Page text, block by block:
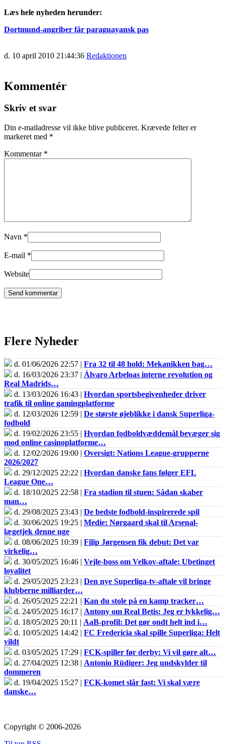
Læs hele nyheden herunder:
Dortmund-angriber får paraguayansk pas
d. 10 april 2010 21:44:36 Redaktionen
Kommentér
Skriv et svar
Din e-mailadresse vil ikke blive publiceret. Krævede felter er
markeret med *
Kommentar *
Navn *
E-mail *
Website
Flere Nyheder
d. 01/06/2026 22:57 | Fra 32 til 48 hold: Mekanikken bag…
d. 16/03/2026 23:37 | Álvaro Arbeloas interne revolution og
Real Madrids…
d. 13/03/2026 16:43 | Hvordan sportsbegivenheder driver
trafik til online gamingplatforme
d. 12/03/2026 12:59 | De største øjeblikke i dansk Superliga-
fodbold
d. 19/02/2026 23:55 | Hvordan fodboldvæddemål bevæger sig
mod online casinoplatforme…
d. 12/02/2026 19:00 | Oversigt: Nations League-grupperne
2026/2027
d. 29/12/2025 22:22 | Hvordan danske fans følger EFL
League One…
d. 18/10/2025 22:58 | Fra stadion til stuen: Sådan skaber
man…
d. 29/08/2025 23:43 | De bedste fodbold-inspirerede spil
d. 30/06/2025 19:25 | Medie: Nørgaard skal til Arsenal-
lægetjek denne uge
d. 08/06/2025 10:39 | Filip Jørgensen fik debut: Det var
virkelig…
d. 30/05/2025 16:46 | Vejle-boss om Velkov-aftale: Ubetinget
loyalitet
d. 29/05/2025 23:23 | Den nye Superliga-tv-aftale vil bringe
klubberne milliarder…
d. 26/05/2025 22:21 | Kan du stole på en kamp tracker…
d. 24/05/2025 16:17 | Antony om Real Betis: Jeg er lykkelig…
d. 18/05/2025 20:11 | AaB-profil: Det gør ondt helt ind i…
d. 10/05/2025 14:42 | FC Fredericia skal spille Superliga: Helt
vildt
d. 03/05/2025 17:29 | FCK-spiller før derby: Vi vil gøre alt…
d. 27/04/2025 12:38 | Antonio Rüdiger: Jeg undskylder til
dommeren
d. 19/04/2025 15:27 | FCK-komet slår fast: Vi skal være
danske…
Copyright © 2006-2026